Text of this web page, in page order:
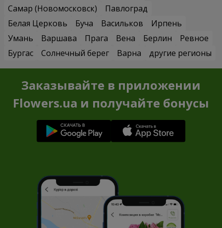
Самар (Новомосковск)
Павлоград
Белая Церковь
Буча Васильков
Ирпень
Умань
Варшава Прага Вена Берлин
Ревное
Бургас
Солнечный берег Варна другие регионы
Заказывайте в приложении
Flowers.ua и получайте бонусы